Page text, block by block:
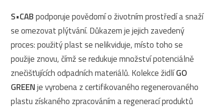
S•CABpodporuje povědomí o životním prostředí a snaží
se omezovat plýtvání. Důkazem je jejich zavedený
proces: použitý plast se nelikviduje, místo toho se
použije znovu, čímž se redukuje množství potenciálně
znečišťujících odpadních materiálů. Kolekce židlíGO
GREENje vyrobena z certifikovaného regenerovaného
plastu získaného zpracováním a regenerací produktů